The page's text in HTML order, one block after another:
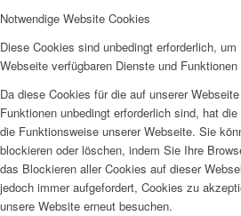
Notwendige Website Cookies
Diese Cookies sind unbedingt erforderlich,
Webseite verfügbaren Dienste und
Da diese Cookies für die auf unserer
Funktionen unbedingt erforderlich sind, hat
die Funktionsweise unserer Webseite. Sie
blockieren oder löschen, indem Sie Ihre
das Blockieren aller Cookies auf dieser
jedoch immer aufgefordert, Cookies zu
unsere Website erneut besuchen.